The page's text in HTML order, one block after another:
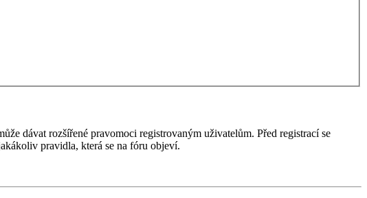
dávat rozšířené pravomoci registrovaným uživatelům. Před registrací se
pravidla, která se na fóru objeví.